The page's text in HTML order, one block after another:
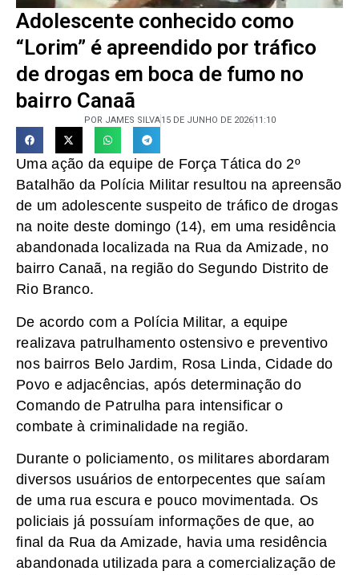
Adolescente conhecido como
“Lorim” é apreendido por tráfico
de drogas em boca de fumo no
bairro Canaã
POR JAMES SILVA15 DE JUNHO DE 202611:10
Uma ação da equipe de Força Tática do 2º
Batalhão da Polícia Militar resultou na apreensão
de um adolescente suspeito de tráfico de drogas
na noite deste domingo (14), em uma residência
abandonada localizada na Rua da Amizade, no
bairro Canaã, na região do Segundo Distrito de
Rio Branco.
De acordo com a Polícia Militar, a equipe
realizava patrulhamento ostensivo e preventivo
nos bairros Belo Jardim, Rosa Linda, Cidade do
Povo e adjacências, após determinação do
Comando de Patrulha para intensificar o
combate à criminalidade na região.
Durante o policiamento, os militares abordaram
diversos usuários de entorpecentes que saíam
de uma rua escura e pouco movimentada. Os
policiais já possuíam informações de que, ao
final da Rua da Amizade, havia uma residência
abandonada utilizada para a comercialização de